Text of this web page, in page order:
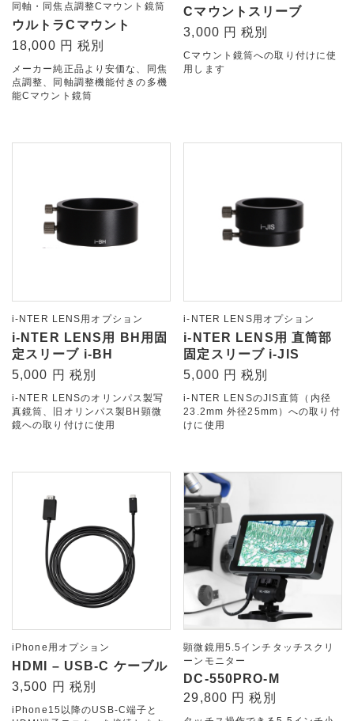
同軸・同焦点調整Cマウント鏡筒
ウルトラCマウント
18,000 円 税別
メーカー純正品より安価な、同焦
点調整、同軸調整機能付きの多機
能Cマウント鏡筒
Cマウントスリーブ
3,000 円 税別
Cマウント鏡筒への取り付けに使
用します
i-NTER LENS用オプション
i-NTER LENS用 BH用固
定スリーブ i-BH
5,000 円 税別
i-NTER LENSのオリンパス製写
真鏡筒、旧オリンパス製BH顕微
鏡への取り付けに使用
i-NTER LENS用オプション
i-NTER LENS用 直筒部
固定スリーブ i-JIS
5,000 円 税別
i-NTER LENSのJIS直筒（内径
23.2mm 外径25mm）への取り付
けに使用
iPhone用オプション
HDMI – USB-C ケーブル
3,500 円 税別
iPhone15以降のUSB-C端子と
顕微鏡用5.5インチタッチスクリ
ーンモニター
DC-550PRO-M
29,800 円 税別